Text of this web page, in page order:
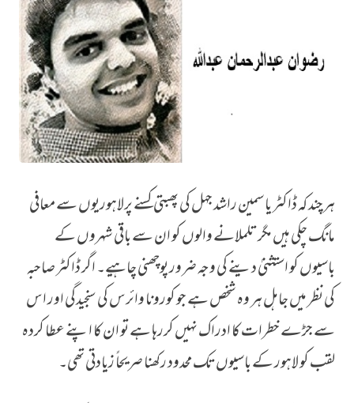
جاوید چوہدری کب معافی مانگیں گے؟
ہرچند کہ ڈاکٹر یاسمین راشد جہل کی پھبتی کسنے پرلاہوریوں سے معافی
مانگ چکی ہیں مگر تلملانے والوں کو ان سے باقی شہروں کے
باسیوں کو استثنیٰ دینے کی وجہ ضرور پوچھنی چاہیے۔ اگر ڈاکٹر صاحبہ
کی نظر میں جاہل ہر وہ شخص ہے جو کورونا وائرس کی سنجیدگی اور اس
سے جڑے خطرات کا ادراک نہیں کررہا ہے تو ان کا اپنے عطا کردہ
لقب کو لاہور کے باسیوں تک محدود رکھنا صریحاً زیادتی تھی۔